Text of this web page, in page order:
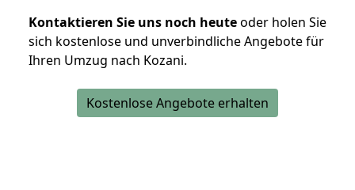
Kontaktieren Sie uns noch heuteoder holen Sie
sich kostenlose und unverbindliche Angebote für
Ihren Umzug nach Kozani.
Kostenlose Angebote erhalten